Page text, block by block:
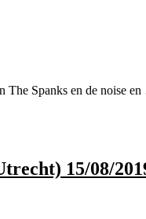
The Spanks en de noise
15/08/